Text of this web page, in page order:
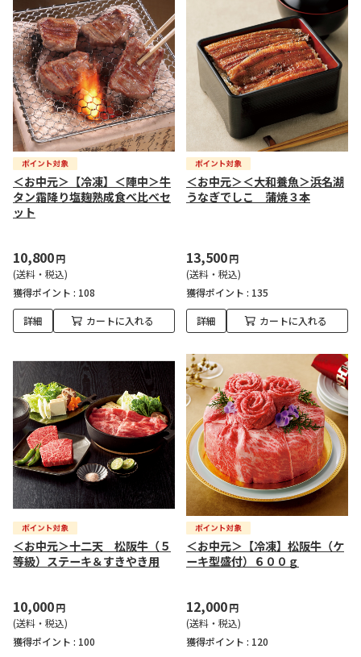
＜お中元＞【冷凍】＜陣中＞牛
タン霜降り塩麹熟成食べ比べセ
ット
10,800円
(送料・税込)
獲得ポイント : 108
詳細 カートに入れる
＜お中元＞＜大和養魚＞浜名湖
うなぎでしこ 蒲焼３本
13,500円
(送料・税込)
獲得ポイント : 135
詳細 カートに入れる
＜お中元＞十二天 松阪牛（５
等級）ステーキ＆すきやき用
10,000円
(送料・税込)
獲得ポイント : 100
＜お中元＞【冷凍】松阪牛（ケ
ーキ型盛付）６００ｇ
12,000円
(送料・税込)
獲得ポイント : 120